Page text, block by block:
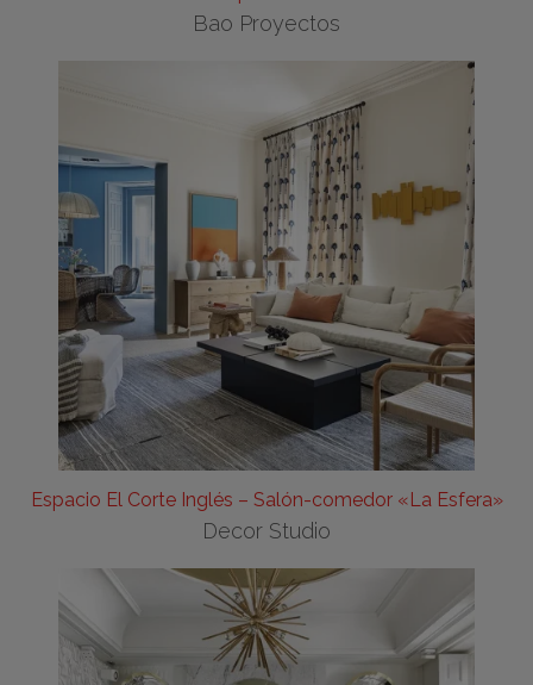
Bao Proyectos
Espacio El Corte Inglés – Salón-comedor «La Esfera»
Decor Studio